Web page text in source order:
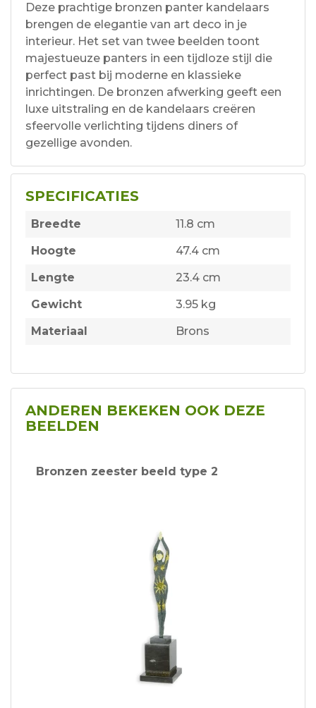
Deze prachtige bronzen panter kandelaars
brengen de elegantie van art deco in je
interieur. Het set van twee beelden toont
majestueuze panters in een tijdloze stijl die
perfect past bij moderne en klassieke
inrichtingen. De bronzen afwerking geeft een
luxe uitstraling en de kandelaars creëren
sfeervolle verlichting tijdens diners of
gezellige avonden.
SPECIFICATIES
Breedte
11.8 cm
Hoogte
47.4 cm
Lengte
23.4 cm
Gewicht
3.95 kg
Materiaal
Brons
ANDEREN BEKEKEN OOK DEZE
BEELDEN
Bronzen zeester beeld type 2